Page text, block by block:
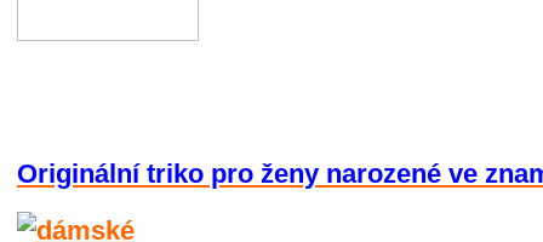
Originální triko pro ženy narozené ve